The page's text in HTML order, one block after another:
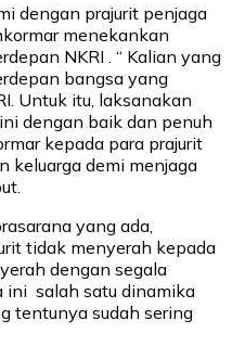
dengan prajurit penjaga
menekankan
NKRI . “ Kalian yang
bangsa yang
Untuk itu, laksanakan
dengan baik dan penuh
kepada para prajurit
keluarga demi menjaga
yang ada,
tidak menyerah kepada
dengan segala
ini salah satu dinamika
tentunya sudah sering